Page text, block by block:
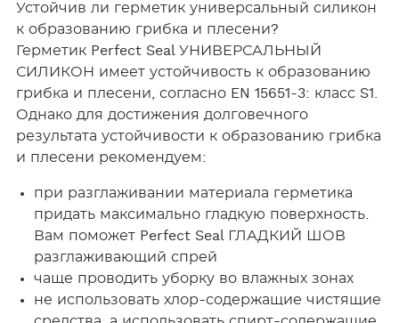
Устойчив ли герметик универсальный силикон
к образованию грибка и плесени?
Герметик Perfect Seal УНИВЕРСАЛЬНЫЙ
СИЛИКОН имеет устойчивость к образованию
грибка и плесени, согласно EN 15651-3: класс S1.
Однако для достижения долговечного
результата устойчивости к образованию грибка
и плесени рекомендуем:
при разглаживании материала герметика
придать максимально гладкую поверхность.
Вам поможет Perfect Seal ГЛАДКИЙ ШОВ
разглаживающий спрей
чаще проводить уборку во влажных зонах
не использовать хлор-содержащие чистящие